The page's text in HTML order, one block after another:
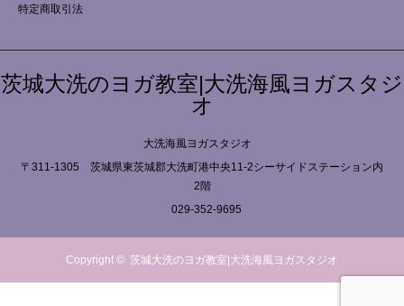
特定商取引法
茨城大洗のヨガ教室|大洗海風ヨガスタジ
オ
大洗海風ヨガスタジオ
〒311-1305 茨城県東茨城郡大洗町港中央11-2シーサイドステーション内
2階
029-352-9695
Copyright © 茨城大洗のヨガ教室|大洗海風ヨガスタジオ